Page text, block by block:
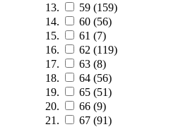
59 (159)
60 (56)
61 (7)
62 (119)
63 (8)
64 (56)
65 (51)
66 (9)
67 (91)